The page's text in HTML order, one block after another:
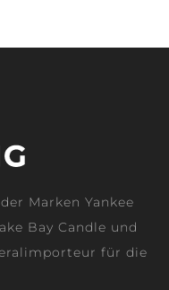
Marken Yankee
Bay Candle und
für die